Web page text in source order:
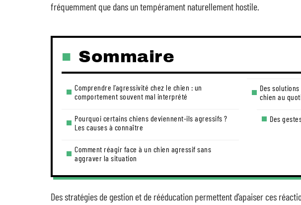
fréquemment que dans un tempérament naturellement hostile.
Sommaire
Comprendre l’agressivité chez le chien : un
comportement souvent mal interprété
Pourquoi certains chiens deviennent-ils agressifs ?
Les causes à connaître
Comment réagir face à un chien agressif sans
aggraver la situation
Des
chien au
Des
Des stratégies de gestion et de rééducation permettent d’apaiser ces